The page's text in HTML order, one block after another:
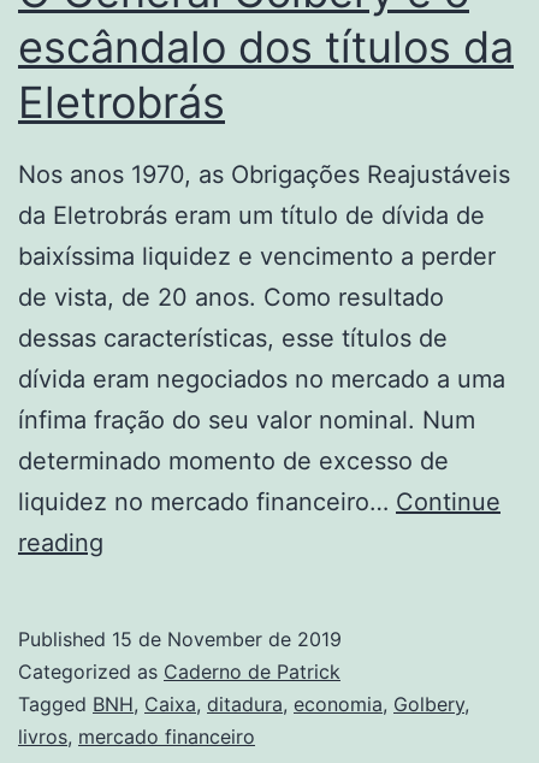
escândalo dos títulos da
Eletrobrás
Nos anos 1970, as Obrigações Reajustáveis
da Eletrobrás eram um título de dívida de
baixíssima liquidez e vencimento a perder
de vista, de 20 anos. Como resultado
dessas características, esse títulos de
dívida eram negociados no mercado a uma
ínfima fração do seu valor nominal. Num
determinado momento de excesso de
liquidez no mercado financeiro… Continue
reading
e
o
escândalo
Published 15 de November de 2019
Categorized as Caderno de Patrick
Tagged BNH, Caixa, ditadura, economia, Golbery,
livros, mercado financeiro